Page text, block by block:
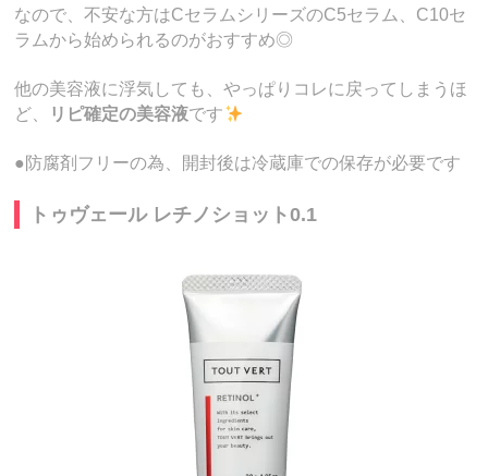
なので、不安な方はCセラムシリーズのC5セラム、C10セ
ラムから始められるのがおすすめ◎
他の美容液に浮気しても、やっぱりコレに戻ってしまうほ
ど、
リピ確定の美容液です
●防腐剤フリーの為、開封後は冷蔵庫での保存が必要です
トゥヴェール レチノショット0.1